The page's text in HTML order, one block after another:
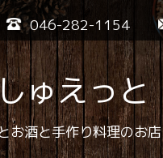
046-282-1154
ゅえっと
お酒と手作り料理のお店